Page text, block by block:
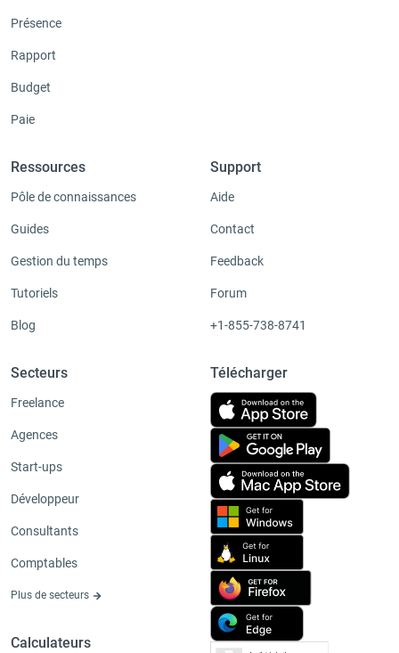
Présence
Rapport
Budget
Paie
Ressources
Pôle de connaissances
Guides
Gestion du temps
Tutoriels
Blog
Secteurs
Freelance
Agences
Start-ups
Développeur
Consultants
Comptables
Plus de secteurs
Calculateurs
Support
Aide
Contact
Feedback
Forum
+1-855-738-8741
Télécharger